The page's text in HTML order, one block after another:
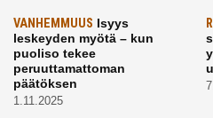
VANHEMMUUS Isyys
leskeyden myötä – kun
puoliso tekee
peruuttamattoman
päätöksen
1.11.2025